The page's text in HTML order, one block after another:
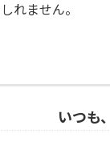
れません。
いつも